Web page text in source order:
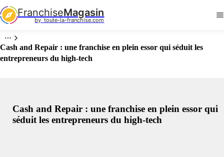
FranchiseMagasin
by  toute-la-franchise.com
Cash and Repair : une franchise en plein essor qui séduit les
entrepreneurs du high-tech
Cash and Repair : une franchise en plein essor qui
séduit les entrepreneurs du high-tech